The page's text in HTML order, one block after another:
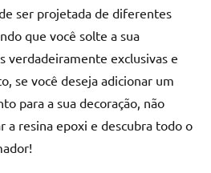
ser projetada de diferentes
que você solte a sua
verdadeiramente exclusivas e
se você deseja adicionar um
para a sua decoração, não
a resina epoxi e descubra todo o